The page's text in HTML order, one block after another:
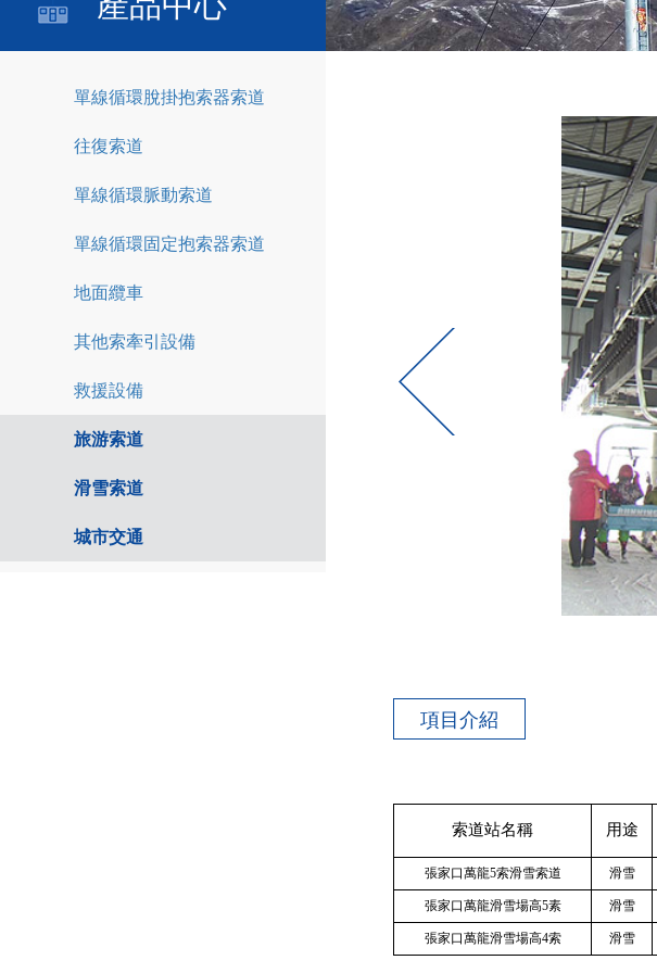
單線循環脫掛抱索器索道
往復索道
單線循環脈動索道
單線循環固定抱索器索道
地面纜車
其他索牽引設備
救援設備
旅游索道
滑雪索道
城市交通
項目介紹
索道站名稱 用途
張家口萬龍5索滑雪索道 滑雪
張家口萬龍滑雪場高5素 滑雪
張家口萬龍滑雪場高4索 滑雪